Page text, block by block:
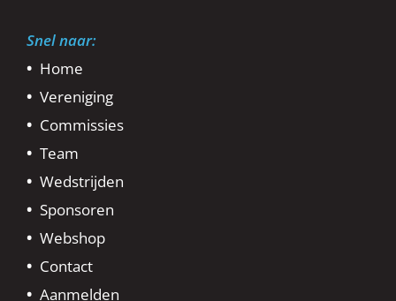
Snel naar:
Home
Vereniging
Commissies
Team
Wedstrijden
Sponsoren
Webshop
Contact
Aanmelden